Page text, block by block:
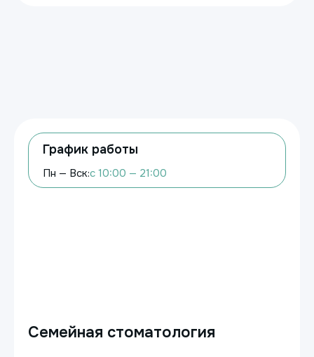
Семейная стоматология
График работы
Пн — Вск:с 10:00 — 21:00